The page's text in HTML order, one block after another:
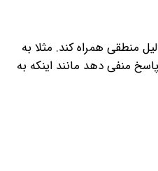
منطقی همراه کند. مثلا به
منفی دهد مانند اینکه به